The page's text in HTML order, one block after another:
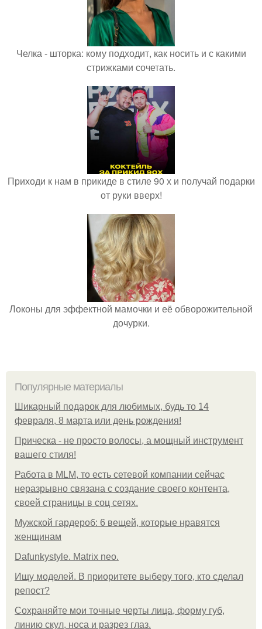
Челка - шторка: кому подходит, как носить и с какими
стрижками сочетать.
Приходи к нам в прикиде в стиле 90 х и получай подарки
от руки вверх!
Локоны для эффектной мамочки и её обворожительной
дочурки.
Популярные материалы
Шикарный подарок для любимых, будь то 14
февраля, 8 марта или день рождения!
Прическа - не просто волосы, а мощный инструмент
вашего стиля!
Работа в MLM, то есть сетевой компании сейчас
неразрывно связана с создание своего контента,
своей страницы в соц сетях.
Мужской гардероб: 6 вещей, которые нравятся
женщинам
Dafunkystyle. Matrix neo.
Ищу моделей. В приоритете выберу того, кто сделал
репост?
Сохраняйте мои точные черты лица, форму губ,
линию скул, носа и разрез глаз.